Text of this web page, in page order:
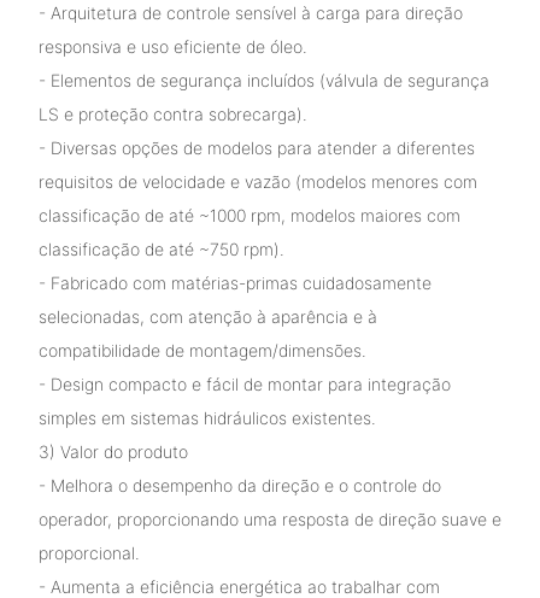
- Arquitetura de controle sensível à carga para direção
responsiva e uso eficiente de óleo.
- Elementos de segurança incluídos (válvula de segurança
LS e proteção contra sobrecarga).
- Diversas opções de modelos para atender a diferentes
requisitos de velocidade e vazão (modelos menores com
classificação de até ~1000 rpm, modelos maiores com
classificação de até ~750 rpm).
- Fabricado com matérias-primas cuidadosamente
selecionadas, com atenção à aparência e à
compatibilidade de montagem/dimensões.
- Design compacto e fácil de montar para integração
simples em sistemas hidráulicos existentes.
3) Valor do produto
- Melhora o desempenho da direção e o controle do
operador, proporcionando uma resposta de direção suave e
proporcional.
- Aumenta a eficiência energética ao trabalhar com